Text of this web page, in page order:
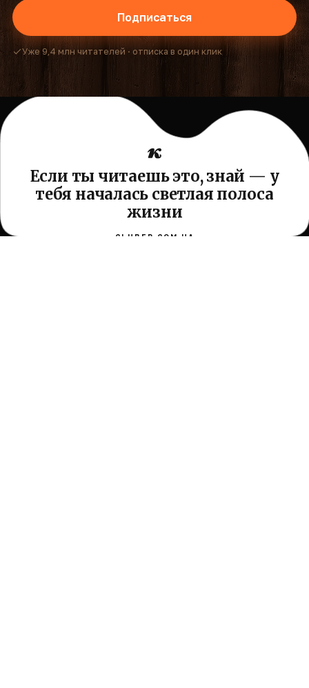
Подписаться
Уже 9,4 млн читателей · отписка в один клик
Если ты читаешь это, знай — у
тебя началась светлая полоса
жизни
CLUBER.COM.UA